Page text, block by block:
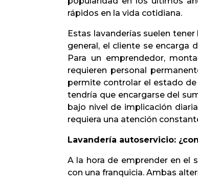
rápidos en la vida cotidiana.
Estas lavanderías suelen
general, el cliente se encarga
Para un emprendedor,
requieren personal
permite controlar el estado
tendría que encargarse del
bajo nivel de implicación
requiera una atención
Lavandería autoservicio:
A la hora de emprender en el
con una franquicia. Ambas